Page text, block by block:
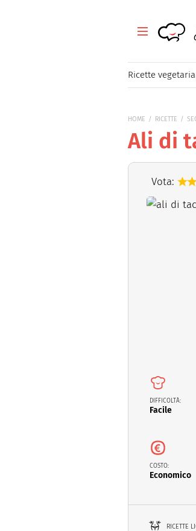
Healthy
Ricette
Tutte le ricette
Ricette veloci
Mangiare Sano
HOME RICETTE
Ali di
Vota:
DIFFICOLTÀ:
Facile
COSTO:
Economico
RICETTE